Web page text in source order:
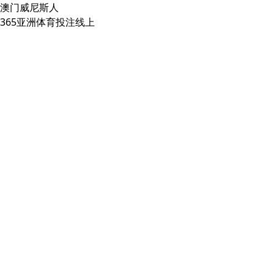
澳门威尼斯人
365亚洲体育投注线上